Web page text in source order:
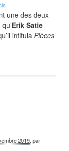
une des deux
Erik Satie
intitulaPièces
2019, par